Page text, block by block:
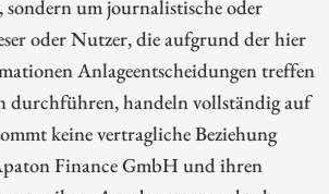
sondern um journalistische oder
oder Nutzer, die aufgrund der hier
Anlageentscheidungen treffen
durchführen, handeln vollständig auf
keine vertragliche Beziehung
Finance GmbH und ihren